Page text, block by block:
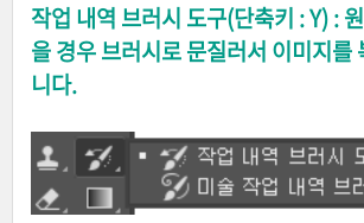
작업 내역 브러시 도구(단축키 : Y) :
을 경우 브러시로 문질러서 이미지를
니다.